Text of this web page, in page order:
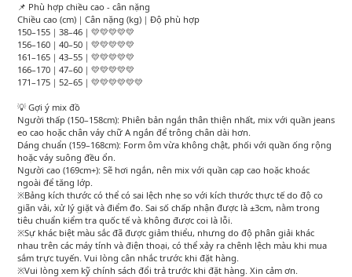
📌 Phù hợp chiều cao - cân nặng
Chiều cao (cm)｜Cân nặng (kg)｜Độ phù hợp
150–155｜38–46｜💛💛💛💛💛
156–160｜40–50｜💛💛💛💛💛
161–165｜43–55｜💛💛💛💛💛
166–170｜47–60｜💛💛💛💛💛
171–175｜52–65｜💛💛💛💛💛💛
💡 Gợi ý mix đồ
Người thấp (150–158cm): Phiên bản ngắn thân thiện nhất, mix với quần jeans
eo cao hoặc chân váy chữ A ngắn để trông chân dài hơn.
Dáng chuẩn (159–168cm): Form ôm vừa không chật, phối với quần ống rộng
hoặc váy suông đều ổn.
Người cao (169cm+): Sẽ hơi ngắn, nên mix với quần cạp cao hoặc khoác
ngoài để tăng lớp.
※Bảng kích thước có thể có sai lệch nhẹ so với kích thước thực tế do độ co
giãn vải, xử lý giặt và điểm đo. Sai số chấp nhận được là ±3cm, nằm trong
tiêu chuẩn kiểm tra quốc tế và không được coi là lỗi.
※Sự khác biệt màu sắc đã được giảm thiểu, nhưng do độ phân giải khác
nhau trên các máy tính và điện thoại, có thể xảy ra chênh lệch màu khi mua
sắm trực tuyến. Vui lòng cân nhắc trước khi đặt hàng.
※Vui lòng xem kỹ chính sách đổi trả trước khi đặt hàng. Xin cảm ơn.